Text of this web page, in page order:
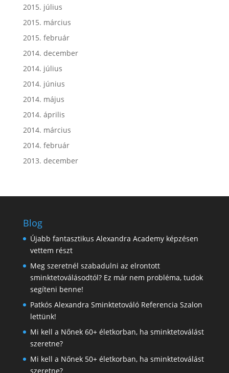
2015. július
2015. március
2015. február
2014. december
2014. július
2014. június
2014. május
2014. április
2014. március
2014. február
2013. december
Blog
Újabb fantasztikus Alexandra Academy képzésen
vettem részt
Meg szeretnél szabadulni az elrontott
sminktetoválásodtól? Ez már nem probléma, tudok
segíteni benne!
Patkós Alexandra Sminktetováló Referencia Szalon
lettünk!
Mi kell a Nőnek 60+ életkorban, ha sminktetoválást
szeretne?
Mi kell a Nőnek 50+ életkorban, ha sminktetoválást
szeretne?